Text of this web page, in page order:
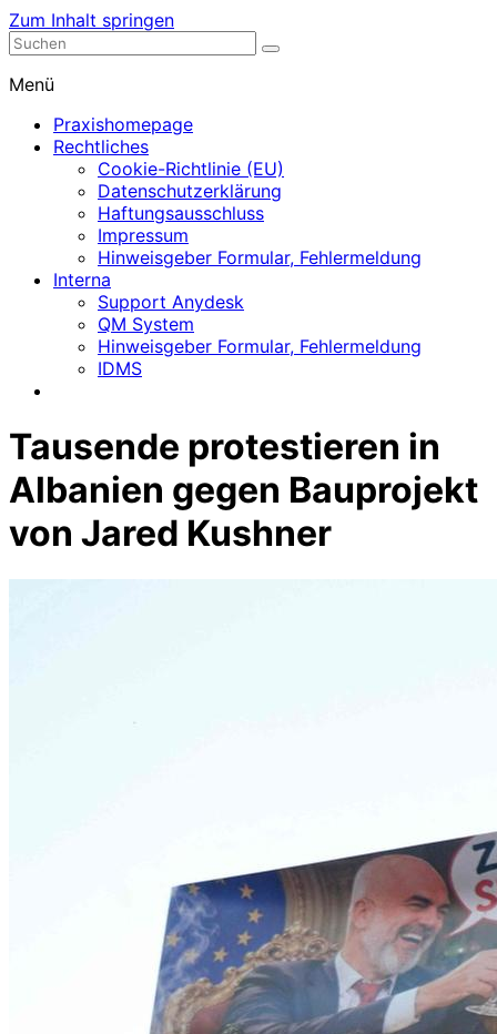
Zum Inhalt springen
Nephrologische Praxis mit Dialyse
Menü
Praxishomepage
Rechtliches
Cookie-Richtlinie (EU)
Datenschutzerklärung
Haftungsausschluss
Impressum
Hinweisgeber Formular, Fehlermeldung
Interna
Support Anydesk
QM System
Hinweisgeber Formular, Fehlermeldung
IDMS
Tausende protestieren in
Albanien gegen Bauprojekt
von Jared Kushner